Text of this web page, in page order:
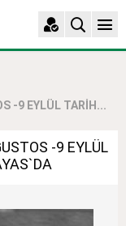
-9 EYLÜL TARİH...
-9 EYLÜL